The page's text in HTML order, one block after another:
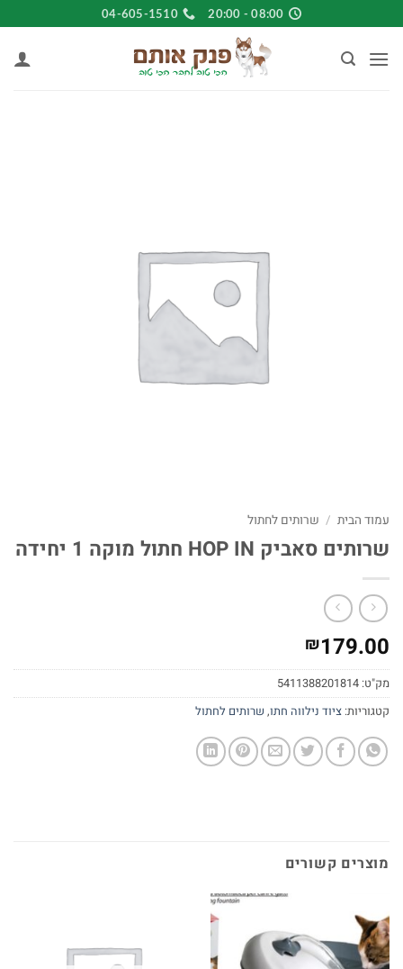
to
content
08:00 - 20:00
04-605-1510
עמוד הבית / שרותים לחתול
שרותים סאביק HOP IN חתול מוקה 1 יחידה
₪179.00
מק"ט: 5411388201814
קטגוריות: ציוד נילווה חתו, שרותים לחתול
מוצרים קשורים